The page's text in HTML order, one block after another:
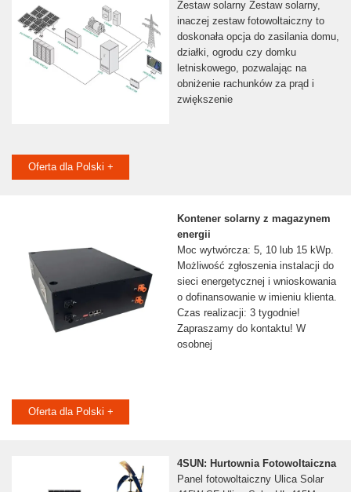
Zestaw solarny Zestaw solarny,
inaczej zestaw fotowoltaiczny to
doskonała opcja do zasilania domu,
działki, ogrodu czy domku
letniskowego, pozwalając na
obniżenie rachunków za prąd i
zwiększenie
Oferta dla Polski +
Kontener solarny z magazynem
energii
Moc wytwórcza: 5, 10 lub 15 kWp.
Możliwość zgłoszenia instalacji do
sieci energetycznej i wnioskowania
o dofinansowanie w imieniu klienta.
Czas realizacji: 3 tygodnie!
Zapraszamy do kontaktu! W
osobnej
Oferta dla Polski +
4SUN: Hurtownia Fotowoltaiczna
Panel fotowoltaiczny Ulica Solar